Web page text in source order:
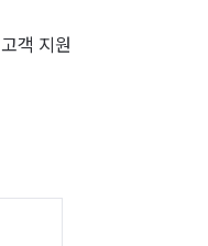
고객 지원